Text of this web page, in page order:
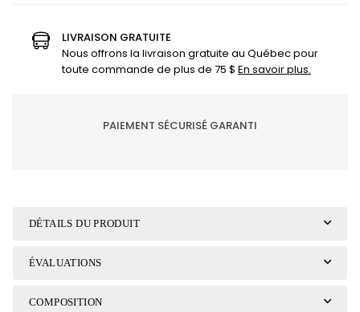
Lac-
Saint-
Lac-
Saint-
Jean
LIVRAISON GRATUITE
Nous offrons la livraison gratuite au Québec pour
toute commande de plus de 75 $ En savoir plus.
PAIEMENT SÉCURISÉ GARANTI
DÉTAILS DU PRODUIT
ÉVALUATIONS
COMPOSITION